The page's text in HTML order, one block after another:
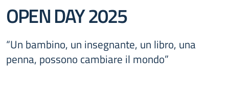
OPEN DAY 2025
“Un bambino, un insegnante, un libro, una
penna, possono cambiare il mondo”